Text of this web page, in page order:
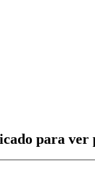
para ver